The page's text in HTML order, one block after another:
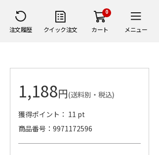
注文履歴 クイック注文
0
カート メニュー
1,188円(送料別・税込)
獲得ポイント： 11 pt
商品番号
9971172596